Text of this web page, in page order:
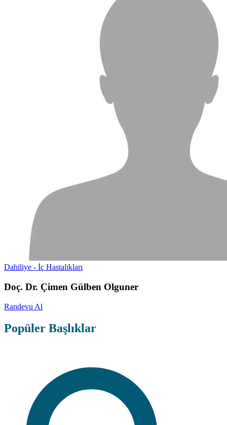
Dahiliye - İç Hastalıkları
Doç. Dr. Çimen Gülben Olguner
Randevu Al
Popüler Başlıklar